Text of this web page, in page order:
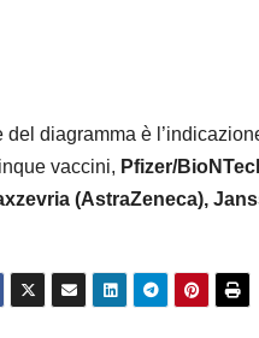
del diagramma è
vaccini, Pfizer/
(AstraZeneca),